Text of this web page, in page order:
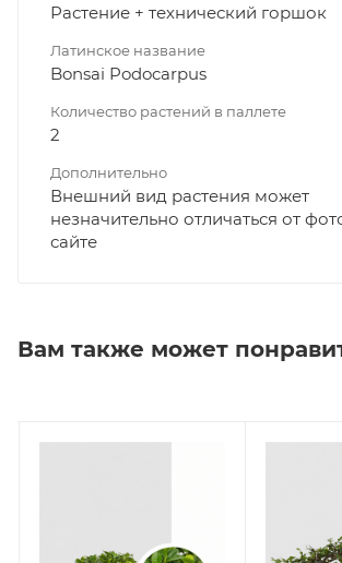
Растение + технический горшок
Латинское название
Bonsai Podocarpus
Количество растений в паллете
2
Дополнительно
Внешний вид растения может
незначительно отличаться от
сайте
Вам также может